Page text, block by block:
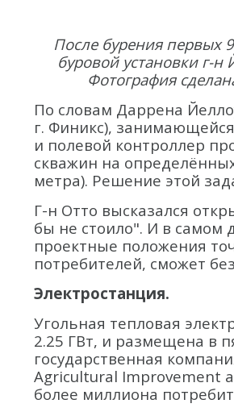
После бурения первых
буровой установки г-
Фотография
По словам Даррена
г. Финикс),
и полевой контроллер
скважин на
метра). Решение этой
Г-н Отто высказался
бы не стоило". И в самом
проектные положения
потребителей, сможет
Электростанция.
Угольная тепловая
2.25 ГВт, и размещена в
государственная
Agricultural Improvement
более миллиона